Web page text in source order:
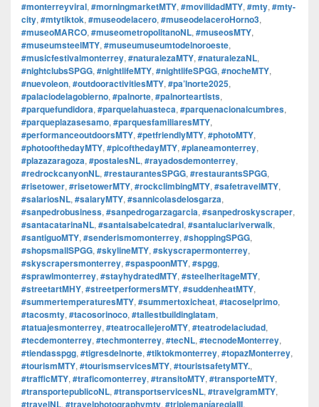
#monterreyviral, #morningmarketMTY, #movilidadMTY, #mty, #mty-
city, #mtytiktok, #museodelacero, #museodelaceroHorno3,
#museoMARCO, #museometropolitanoNL, #museosMTY,
#museumsteelMTY, #museumuseumtodelnoroeste,
#musicfestivalmonterrey, #naturalezaMTY, #naturalezaNL,
#nightclubsSPGG, #nightlifeMTY, #nightlifeSPGG, #nocheMTY,
#nuevoleon, #outdooractivitiesMTY, #pa’lnorte2025,
#palaciodelagobierno, #palnorte, #palnorteartists,
#parquefundidora, #parquelahuasteca, #parquenacionalcumbres,
#parqueplazasesamo, #parquesfamiliaresMTY,
#performanceoutdoorsMTY, #petfriendlyMTY, #photoMTY,
#photoofthedayMTY, #picofthedayMTY, #planeamonterrey,
#plazazaragoza, #postalesNL, #rayadosdemonterrey,
#redrockcanyonNL, #restaurantesSPGG, #restaurantsSPGG,
#risetower, #risetowerMTY, #rockclimbingMTY, #safetravelMTY,
#salariosNL, #salaryMTY, #sannicolasdelosgarza,
#sanpedrobusiness, #sanpedrogarzagarcia, #sanpedroskyscraper,
#santacatarinaNL, #santaisabelcatedral, #santaluciariverwalk,
#santiguoMTY, #senderismomonterrey, #shoppingSPGG,
#shopsmallSPGG, #skylineMTY, #skyscrapermonterrey,
#skyscrapersmonterrey, #spaspoonMTY, #spgg,
#sprawlmonterrey, #stayhydratedMTY, #steelheritageMTY,
#streetartMHY, #streetperformersMTY, #suddenheatMTY,
#summertemperaturesMTY, #summertoxicheat, #tacoselprimo,
#tacosmty, #tacosorinoco, #tallestbuildinglatam,
#tatuajesmonterrey, #teatrocallejeroMTY, #teatrodelaciudad,
#tecdemonterrey, #techmonterrey, #tecNL, #tecnodeMonterrey,
#tiendasspgg, #tigresdelnorte, #tiktokmonterrey, #topazMonterrey,
#tourismMTY, #tourismservicesMTY, #touristsafetyMTY.,
#trafficMTY, #traficomonterrey, #transitoMTY, #transporteMTY,
#transportepublicoNL, #transportservicesNL, #travelgramMTY,
#travelNL, #travelphotographymty, #triplemaníaregiaIII,